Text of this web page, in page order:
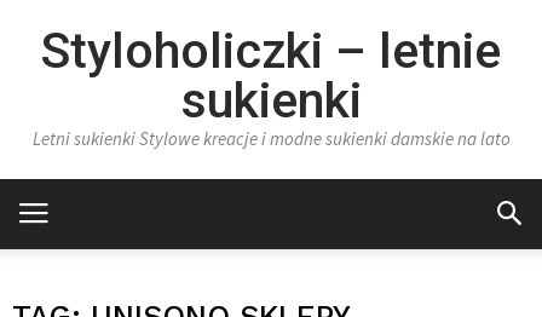
Styloholiczki – letnie
sukienki
Letni sukienki Stylowe kreacje i modne sukienki damskie na lato